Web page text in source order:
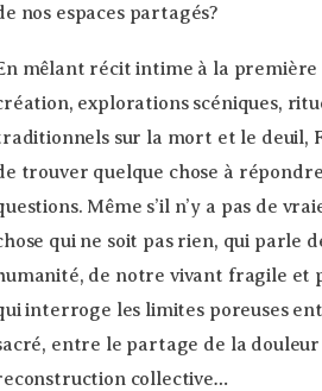
nos espaces partagés?
mêlant récit intime à la première
explorations scéniques,
sur la mort et le deuil,
trouver quelque chose à
Même s’il n’y a pas de
qui ne soit pas rien, qui parle
de notre vivant fragile et
interroge les limites poreuses
entre le partage de la
collective…